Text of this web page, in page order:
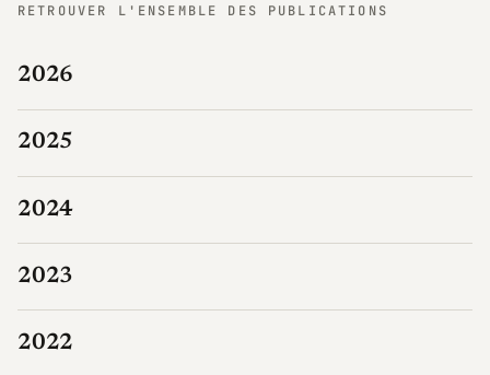
RETROUVER L'ENSEMBLE DES PUBLICATIONS
2026
2025
2024
2023
2022